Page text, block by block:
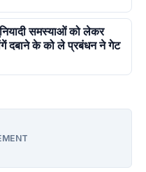
समस्याओं को लेकर
दबाने के को ले प्रबंधन ने गेट